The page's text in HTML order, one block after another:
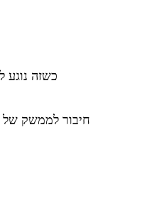
כשזה נוגע
חיבור לממשק של